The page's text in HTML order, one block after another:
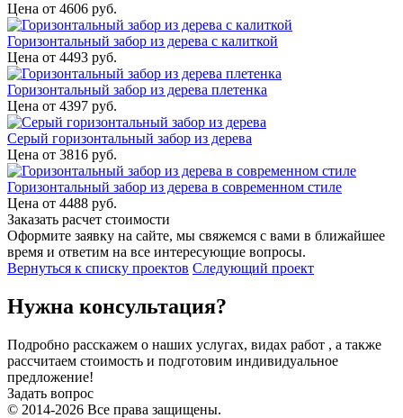
Цена от 4606 руб.
Горизонтальный забор из дерева с калиткой
Цена от 4493 руб.
Горизонтальный забор из дерева плетенка
Цена от 4397 руб.
Серый горизонтальный забор из дерева
Цена от 3816 руб.
Горизонтальный забор из дерева в современном стиле
Цена от 4488 руб.
Заказать расчет стоимости
Оформите заявку на сайте, мы свяжемся с вами в ближайшее
время и ответим на все интересующие вопросы.
Вернуться к списку проектов Следующий проект
Нужна консультация?
Подробно расскажем о наших услугах, видах работ , а также
рассчитаем стоимость и подготовим индивидуальное
предложение!
Задать вопрос
© 2014-2026 Все права защищены.